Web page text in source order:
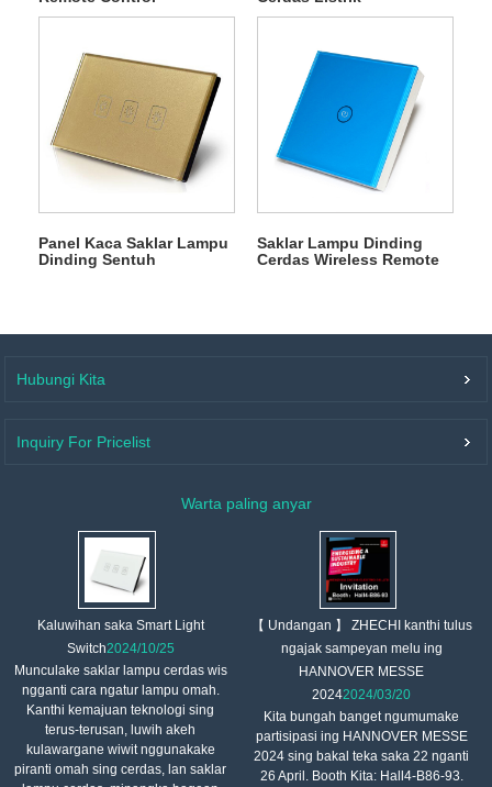
Panel Kaca Saklar Lampu
Dinding Sentuh
Saklar Lampu Dinding
Cerdas Wireless Remote
Hubungi Kita
Inquiry For Pricelist
Warta paling anyar
Kaluwihan saka Smart Light
Switch2024/10/25
Munculake saklar lampu cerdas wis
ngganti cara ngatur lampu omah.
Kanthi kemajuan teknologi sing
terus-terusan, luwih akeh
kulawargane wiwit nggunakake
piranti omah sing cerdas, lan saklar
【 Undangan 】 ZHECHI kanthi tulus
ngajak sampeyan melu ing
HANNOVER MESSE
20242024/03/20
Kita bungah banget ngumumake
partisipasi ing HANNOVER MESSE
2024 sing bakal teka saka 22 nganti
26 April. Booth Kita: Hall4-B86-93.